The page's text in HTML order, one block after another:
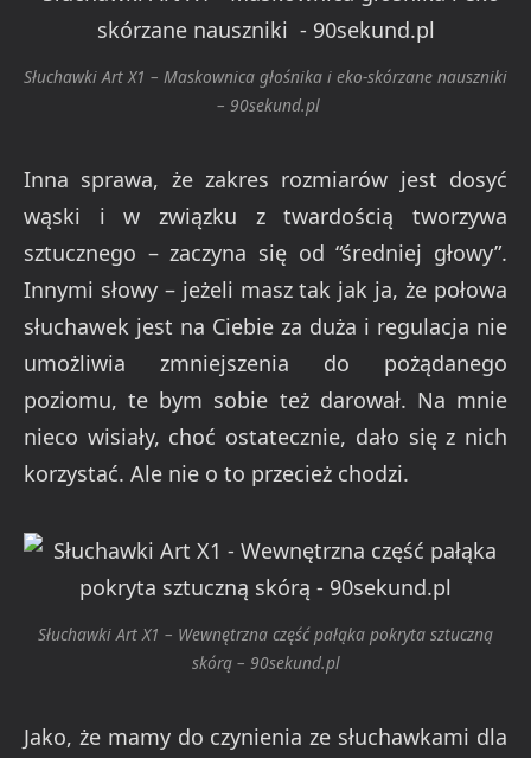
Słuchawki Art X1 – Maskownica głośnika i eko-skórzane nauszniki
– 90sekund.pl
Inna sprawa, że zakres rozmiarów jest dosyć
wąski i w związku z twardością tworzywa
sztucznego – zaczyna się od “średniej głowy”.
Innymi słowy – jeżeli masz tak jak ja, że połowa
słuchawek jest na Ciebie za duża i regulacja nie
umożliwia zmniejszenia do pożądanego
poziomu, te bym sobie też darował. Na mnie
nieco wisiały, choć ostatecznie, dało się z nich
korzystać. Ale nie o to przecież chodzi.
Słuchawki Art X1 – Wewnętrzna część pałąka pokryta sztuczną
skórą – 90sekund.pl
Jako, że mamy do czynienia ze słuchawkami dla